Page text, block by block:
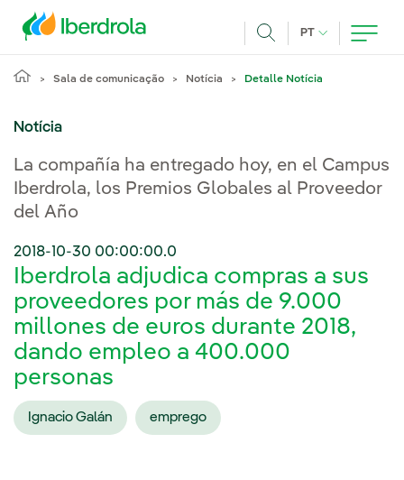
PT IDIOMA ATUAL,
Sala de comunicação Notícia Detalle Notícia
Notícia
La compañía ha entregado hoy, en el Campus
Iberdrola, los Premios Globales al Proveedor
del Año
2018-10-30 00:00:00.0
Iberdrola adjudica compras a sus
proveedores por más de 9.000
millones de euros durante 2018,
dando empleo a 400.000
personas
Ignacio Galán emprego